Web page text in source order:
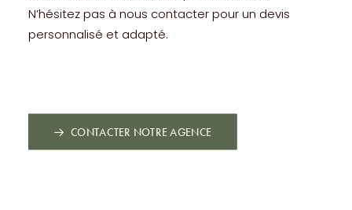
N’hésitez pas à nous contacter pour un devis
personnalisé et adapté.
CONTACTER NOTRE AGENCE